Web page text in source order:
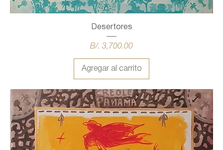
Desertores
Precio
B/. 3,700.00
Agregar al carrito